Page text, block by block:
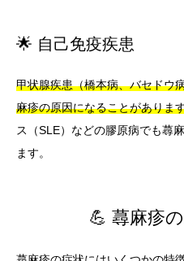
🌟 自己免疫疾患
甲状腺疾患（橋本病、バセドウ
麻疹の原因になることがありま
ス（SLE）などの膠原病でも蕁
ます。
💪 蕁麻疹